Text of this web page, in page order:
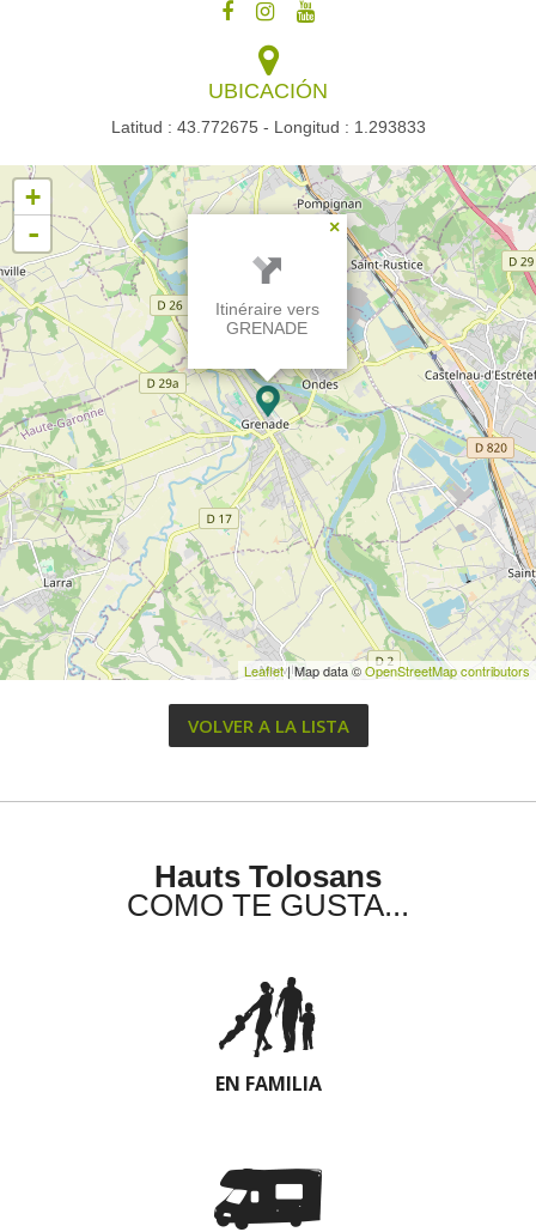
UBICACIÓN
Latitud : 43.772675 - Longitud : 1.293833
×
Itinéraire vers
GRENADE
+
-
Leaflet| Map data ©OpenStreetMap contributors
VOLVER A LA LISTA
Hauts Tolosans
COMO TE GUSTA...
EN FAMILIA